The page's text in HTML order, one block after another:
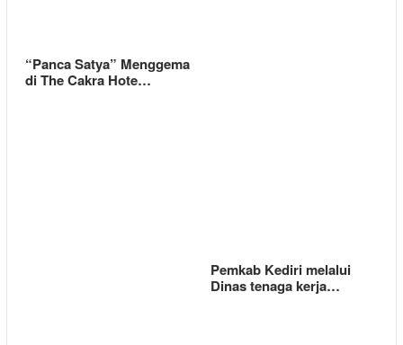
“Panca Satya” Menggema
di The Cakra Hote…
Pemkab Kediri melalui
Dinas tenaga kerja…